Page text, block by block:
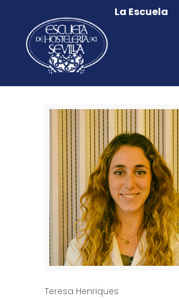
La Escuela
Teresa Henriques